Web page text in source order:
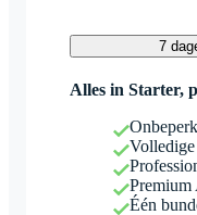
7
Alles in Starter,
Één